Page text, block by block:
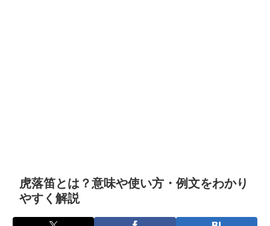
虎落笛とは？意味や使い方・例文をわかり
やすく解説